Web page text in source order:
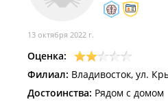
13 октября 2022 г.
Оценка:
Филиал: Владивосток, ул.
Достоинства: Рядом с домом